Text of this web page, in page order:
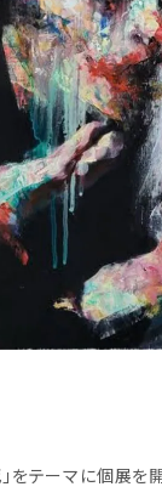
をテーマに個展を